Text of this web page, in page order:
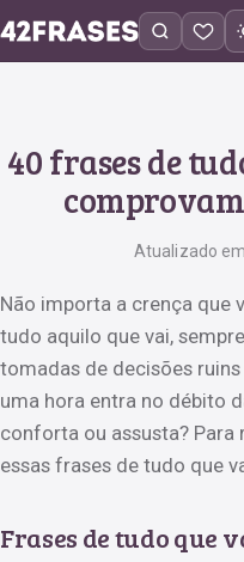
40 frases de
Atualizado
Não importa a crença que
tudo aquilo que vai,
tomadas de decisões
uma hora entra no débito
conforta ou assusta? Para
essas frases de tudo que
Frases de tudo que